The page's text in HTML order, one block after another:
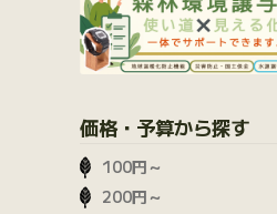
価格・予算から探す
100円～
200円～